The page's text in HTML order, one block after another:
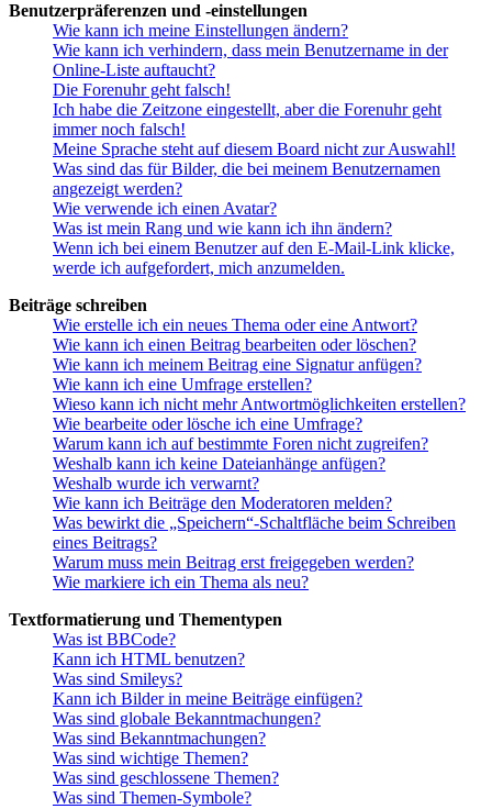
Benutzerpräferenzen und -einstellungen
Wie kann ich meine Einstellungen ändern?
Wie kann ich verhindern, dass mein Benutzername in der
Online-Liste auftaucht?
Die Forenuhr geht falsch!
Ich habe die Zeitzone eingestellt, aber die Forenuhr geht
immer noch falsch!
Meine Sprache steht auf diesem Board nicht zur Auswahl!
Was sind das für Bilder, die bei meinem Benutzernamen
angezeigt werden?
Wie verwende ich einen Avatar?
Was ist mein Rang und wie kann ich ihn ändern?
Wenn ich bei einem Benutzer auf den E-Mail-Link klicke,
werde ich aufgefordert, mich anzumelden.
Beiträge schreiben
Wie erstelle ich ein neues Thema oder eine Antwort?
Wie kann ich einen Beitrag bearbeiten oder löschen?
Wie kann ich meinem Beitrag eine Signatur anfügen?
Wie kann ich eine Umfrage erstellen?
Wieso kann ich nicht mehr Antwortmöglichkeiten erstellen?
Wie bearbeite oder lösche ich eine Umfrage?
Warum kann ich auf bestimmte Foren nicht zugreifen?
Weshalb kann ich keine Dateianhänge anfügen?
Weshalb wurde ich verwarnt?
Wie kann ich Beiträge den Moderatoren melden?
Was bewirkt die „Speichern“-Schaltfläche beim Schreiben
eines Beitrags?
Warum muss mein Beitrag erst freigegeben werden?
Wie markiere ich ein Thema als neu?
Textformatierung und Thementypen
Was ist BBCode?
Kann ich HTML benutzen?
Was sind Smileys?
Kann ich Bilder in meine Beiträge einfügen?
Was sind globale Bekanntmachungen?
Was sind Bekanntmachungen?
Was sind wichtige Themen?
Was sind geschlossene Themen?
Was sind Themen-Symbole?